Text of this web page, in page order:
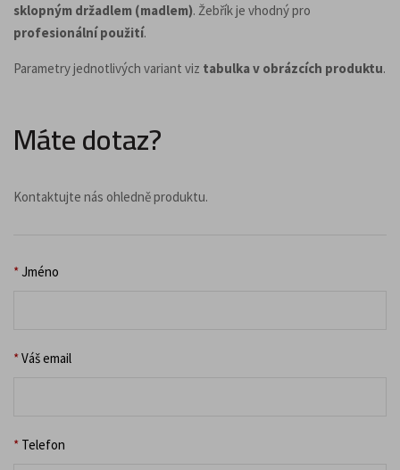
sklopným držadlem (madlem). Žebřík je vhodný pro
profesionální použití.
Parametry jednotlivých variant viz tabulka v obrázcích produktu.
Máte dotaz?
Kontaktujte nás ohledně produktu.
*Jméno
*Váš email
* Telefon